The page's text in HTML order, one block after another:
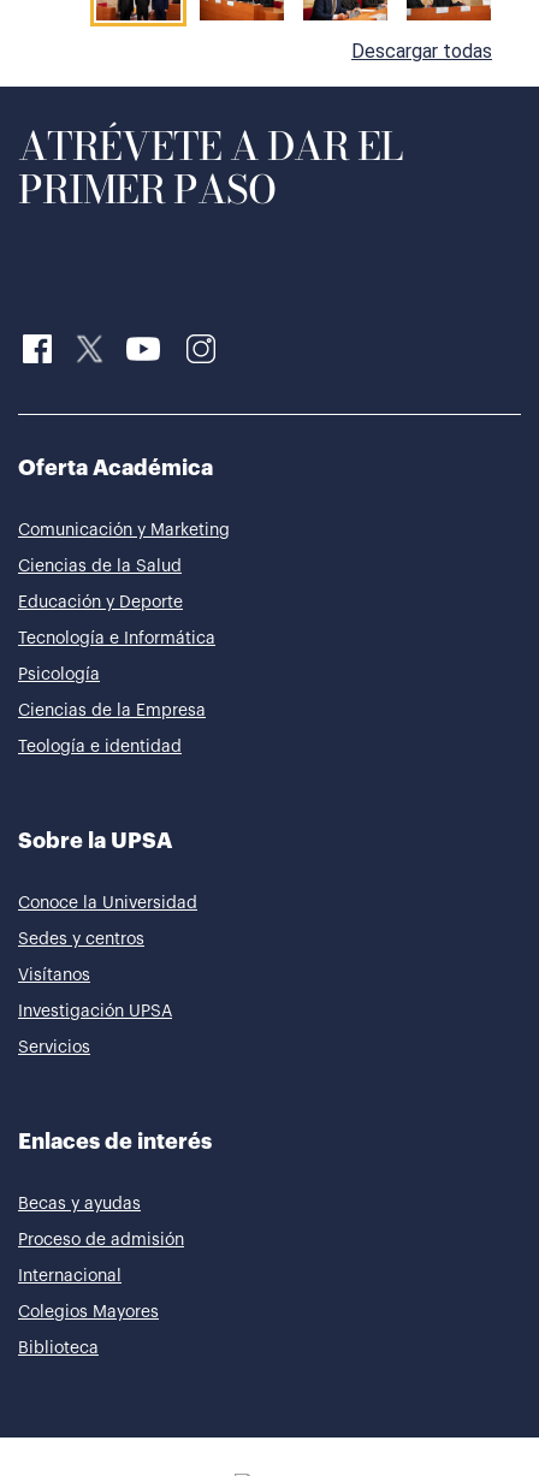
Descargar todas
ATRÉVETE A DAR EL
PRIMER PASO
Oferta Académica
Comunicación y Marketing
Ciencias de la Salud
Educación y Deporte
Tecnología e Informática
Psicología
Ciencias de la Empresa
Teología e identidad
Sobre la UPSA
Conoce la Universidad
Sedes y centros
Visítanos
Investigación UPSA
Servicios
Enlaces de interés
Becas y ayudas
Proceso de admisión
Internacional
Colegios Mayores
Biblioteca